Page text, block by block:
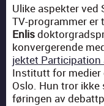
Ulike aspek­ter ved
TV-pro­gram­mer er
Enlis
kon­verg­erende
jek­tet Par­tic­i­pa­tion
Insti­tutt for medi­er
Oslo. Hun tror
førin­gen av